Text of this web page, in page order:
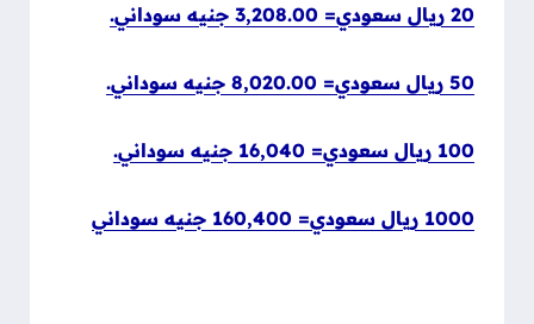
20 ريال سعودي= 3,208.00 جنيه سوداني.
50 ريال سعودي= 8,020.00 جنيه سوداني.
100 ريال سعودي= 16,040 جنيه سوداني.
1000 ريال سعودي= 160,400 جنيه سوداني